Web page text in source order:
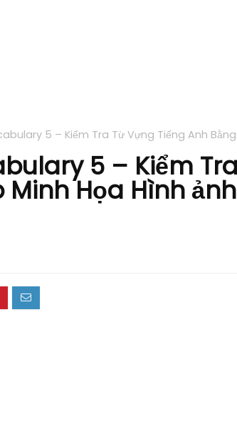
5 – Kiểm Tra Từ Vựng Tiếng Anh
5 – Kiểm
Minh Họa Hình